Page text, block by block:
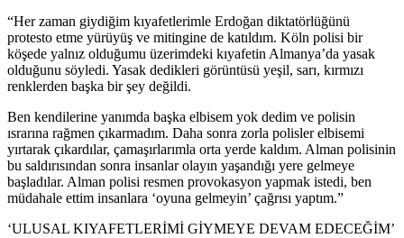
“Her zaman giydiğim kıyafetlerimle Erdoğan diktatörlüğünü
protesto etme yürüyüş ve mitingine de katıldım. Köln polisi bir
köşede yalnız olduğumu üzerimdeki kıyafetin Almanya’da yasak
olduğunu söyledi. Yasak dedikleri görüntüsü yeşil, sarı, kırmızı
renklerden başka bir şey değildi.
Ben kendilerine yanımda başka elbisem yok dedim ve polisin
ısrarına rağmen çıkarmadım. Daha sonra zorla polisler elbisemi
yırtarak çıkardılar, çamaşırlarımla orta yerde kaldım. Alman polisinin
bu saldırısından sonra insanlar olayın yaşandığı yere gelmeye
başladılar. Alman polisi resmen provokasyon yapmak istedi, ben
müdahale ettim insanlara ‘oyuna gelmeyin’ çağrısı yaptım.”
‘ULUSAL KIYAFETLERİMİ GİYMEYE DEVAM EDECEĞİM’